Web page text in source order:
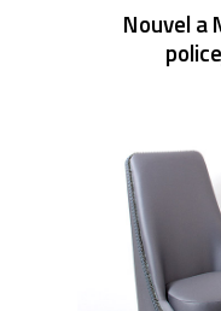
Nouvel a